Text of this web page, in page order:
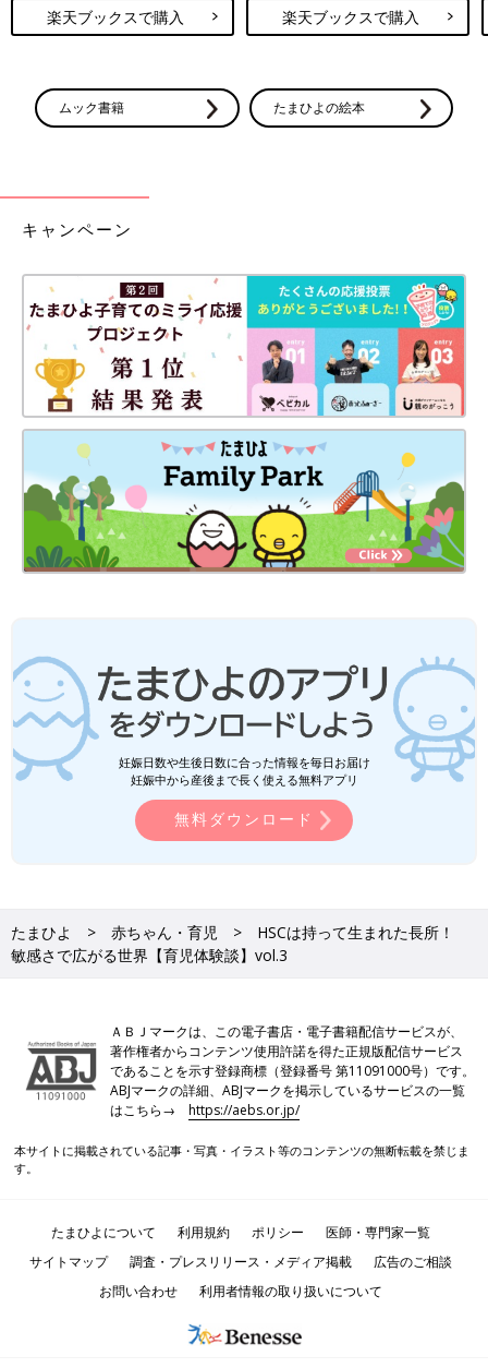
楽天ブックスで購入 楽天ブックスで購入
ムック書籍 たまひよの絵本
キャンペーン
妊娠日数や生後日数に合った情報を毎日お届け
妊娠中から産後まで長く使える無料アプリ
無料ダウンロード
たまひよ 赤ちゃん・育児
HSCは持って生まれた長所！
敏感さで広がる世界【育児体験談】vol.3
ＡＢＪマークは、この電子書店・電子書籍配信サービスが、
著作権者からコンテンツ使用許諾を得た正規版配信サービス
であることを示す登録商標（登録番号 第11091000号）です。
ABJマークの詳細、ABJマークを掲示しているサービスの一覧
はこちら→https://aebs.or.jp/
本サイトに掲載されている記事・写真・イラスト等のコンテンツの無断転載を禁じま
す。
たまひよについて 利用規約 ポリシー
医師・専門家一覧
サイトマップ
調査・プレスリリース・メディア掲載
広告のご相談
お問い合わせ
利用者情報の取り扱いについて